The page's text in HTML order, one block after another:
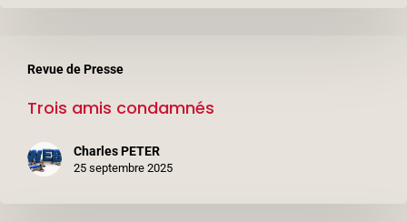
Revue de Presse
amis
condamnés
Trois amis condamnés
Charles PETER
25 septembre 2025